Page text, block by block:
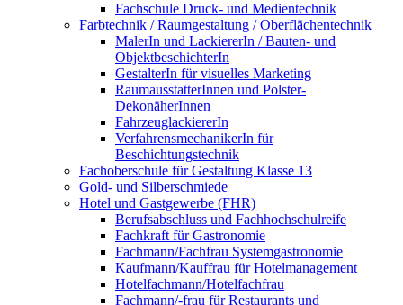
Fachschule Druck- und Medientechnik
Farbtechnik / Raumgestaltung / Oberflächentechnik
MalerIn und LackiererIn / Bauten- und
ObjektbeschichterIn
GestalterIn für visuelles Marketing
RaumausstatterInnen und Polster-
DekonäherInnen
FahrzeuglackiererIn
VerfahrensmechanikerIn für
Beschichtungstechnik
Fachoberschule für Gestaltung Klasse 13
Gold- und Silberschmiede
Hotel und Gastgewerbe (FHR)
Berufsabschluss und Fachhochschulreife
Fachkraft für Gastronomie
Fachmann/Fachfrau Systemgastronomie
Kaufmann/Kauffrau für Hotelmanagement
Hotelfachmann/Hotelfachfrau
Fachmann/-frau für Restaurants und